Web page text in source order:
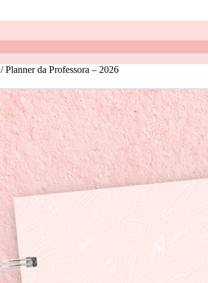
/ Planner da Professora – 2026